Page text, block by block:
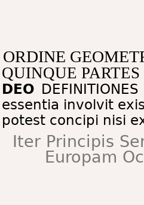
ORDINE
QUINQUE
DEO DEFINITIONES
essentia involvit
potest concipi nisi
Iter Principis
Europam